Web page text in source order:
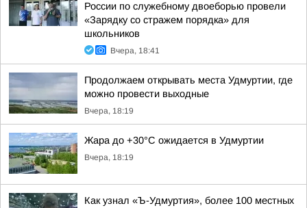
России по служебному двоеборью провели
«Зарядку со стражем порядка» для
школьников
Вчера, 18:41
Продолжаем открывать места Удмуртии, где
можно провести выходные
Вчера, 18:19
Жара до +30°С ожидается в Удмуртии
Вчера, 18:19
Как узнал «Ъ-Удмуртия», более 100 местных